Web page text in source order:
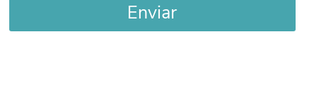
Enviar